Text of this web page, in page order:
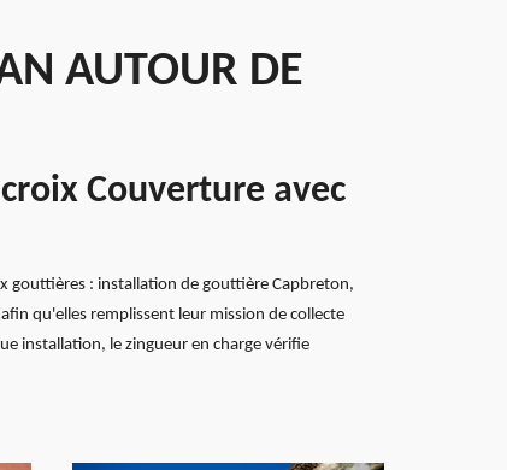
AUTOUR DE
Couverture avec
gouttières : installation de gouttière Capbreton,
qu'elles remplissent leur mission de collecte
installation, le zingueur en charge vérifie